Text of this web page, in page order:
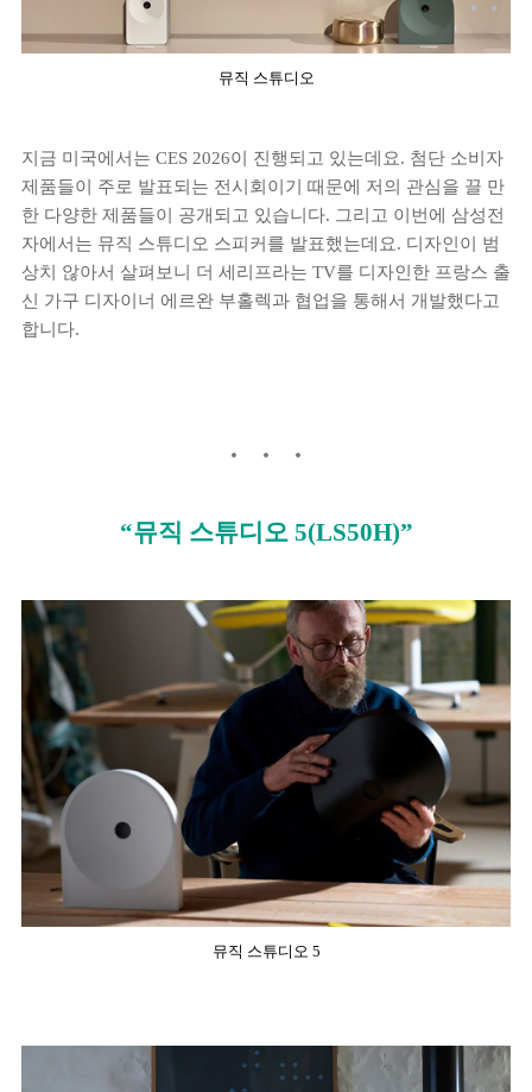
뮤직 스튜디오
지금 미국에서는 CES 2026이 진행되고 있는데요. 첨단 소비자
제품들이 주로 발표되는 전시회이기 때문에 저의 관심을 끌 만
한 다양한 제품들이 공개되고 있습니다. 그리고 이번에 삼성전
자에서는 뮤직 스튜디오 스피커를 발표했는데요. 디자인이 범
상치 않아서 살펴보니 더 세리프라는 TV를 디자인한 프랑스 출
신 가구 디자이너 에르완 부홀렉과 협업을 통해서 개발했다고
합니다.
“뮤직 스튜디오 5(LS50H)”
뮤직 스튜디오 5